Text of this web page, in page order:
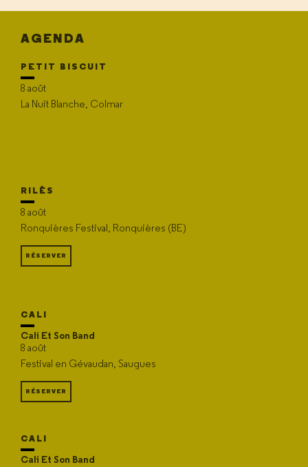
AGENDA
PETIT BISCUIT
8 août
La Nuit Blanche, Colmar
RILÈS
8 août
Ronquières Festival, Ronquières (BE)
RÉSERVER
CALI
Cali Et Son Band
8 août
Festival en Gévaudan, Saugues
RÉSERVER
CALI
Cali Et Son Band